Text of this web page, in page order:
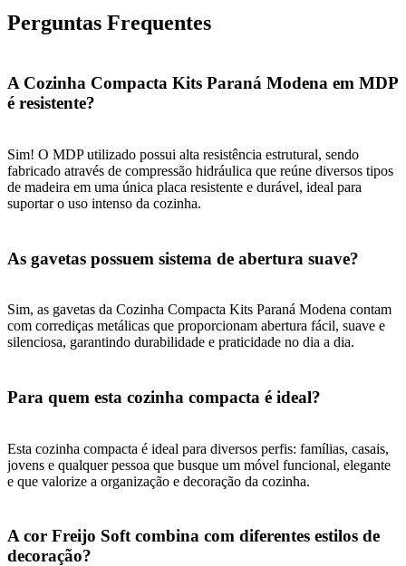
Perguntas Frequentes
A Cozinha Compacta Kits Paraná Modena em MDP
é resistente?
Sim! O MDP utilizado possui alta resistência estrutural, sendo
fabricado através de compressão hidráulica que reúne diversos tipos
de madeira em uma única placa resistente e durável, ideal para
suportar o uso intenso da cozinha.
As gavetas possuem sistema de abertura suave?
Sim, as gavetas da Cozinha Compacta Kits Paraná Modena contam
com corrediças metálicas que proporcionam abertura fácil, suave e
silenciosa, garantindo durabilidade e praticidade no dia a dia.
Para quem esta cozinha compacta é ideal?
Esta cozinha compacta é ideal para diversos perfis: famílias, casais,
jovens e qualquer pessoa que busque um móvel funcional, elegante
e que valorize a organização e decoração da cozinha.
A cor Freijo Soft combina com diferentes estilos de
decoração?